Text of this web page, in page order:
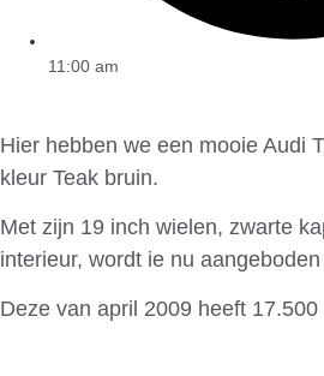
11:00 am
Hier hebben we een mooie Audi
kleur Teak bruin.
Met zijn 19 inch wielen, zwarte
interieur, wordt ie nu
Deze van april 2009 heeft